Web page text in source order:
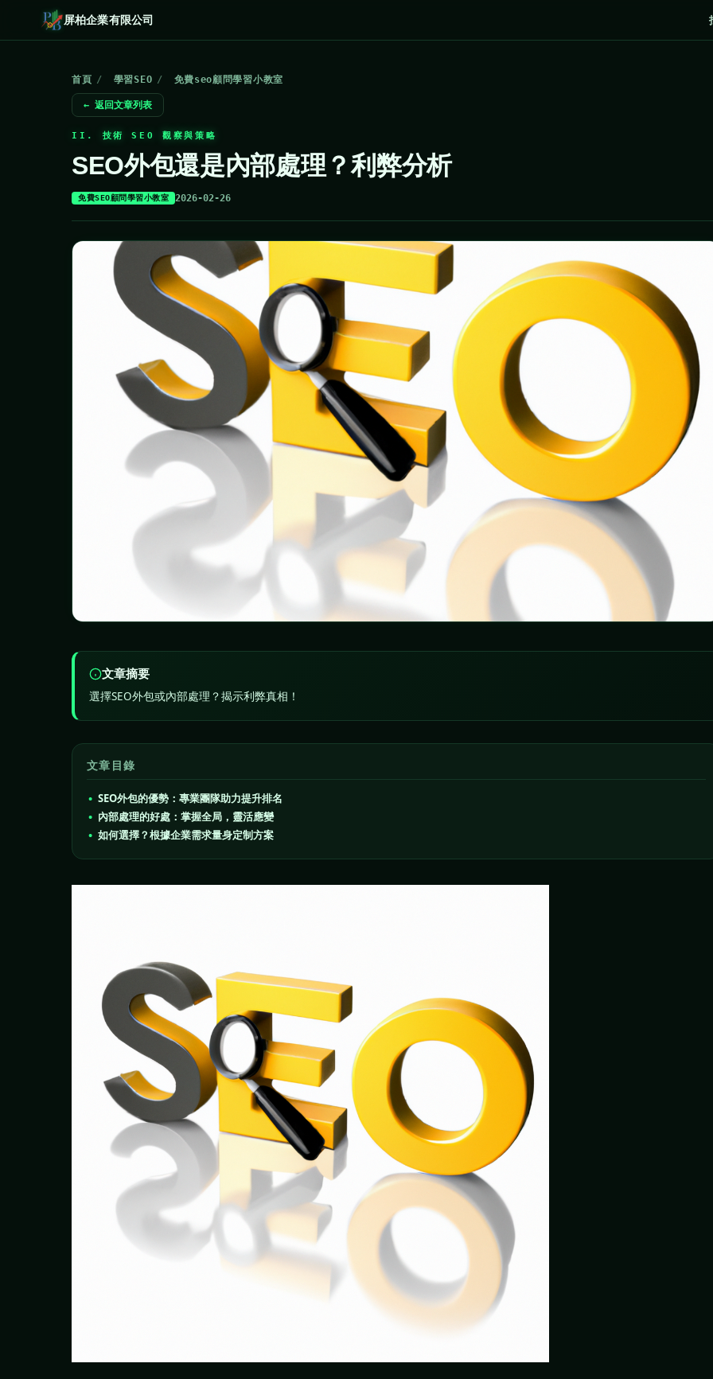
屏柏企業有限公司
首頁 / 學習SEO / 免費seo顧問學習小教室
← 返回文章列表
II. 技術 SEO 觀察與策略
SEO外包還是內部處理？利弊分析
免費SEO顧問學習小教室 2026-02-26
文章摘要
選擇SEO外包或內部處理？揭示利弊真相！
文章目錄
SEO外包的優勢：專業團隊助力提升排名
內部處理的好處：掌握全局，靈活應變
如何選擇？根據企業需求量身定制方案